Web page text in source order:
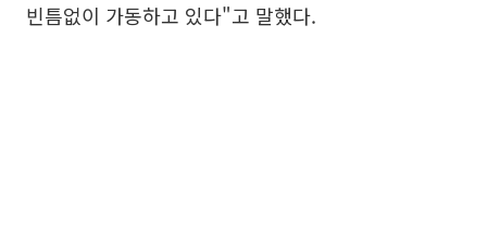
빈틈없이 가동하고 있다"고 말했다.